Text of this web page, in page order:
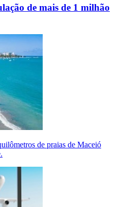
de mais de 1 milhão
de praias de Maceió